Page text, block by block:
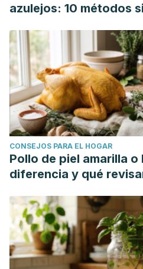
and Stroke Foundation of
marzo del 2025
https://
anti-inflammatory-diet
Torres, J., López, C., Silva
Campuzano, S., Gómez, D., &
del consumo de dieta
elevado riesgo
convertirse en el común
Sociedad Paraguaya de
http://scielo.iics.una.py/
azulejos: 10 métodos
CONSEJOS PARA EL HOGAR
Pollo de piel amarilla o
diferencia y qué